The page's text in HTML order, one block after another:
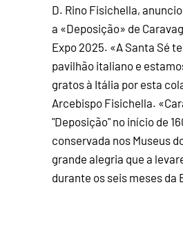
D. Rino Fisichella,
a «Deposição» de
Expo 2025. «A Santa Sé
pavilhão italiano e
gratos à Itália por esta
Arcebispo Fisichella.
"Deposição" no início de
conservada nos Museus
grande alegria que a
durante os seis meses da